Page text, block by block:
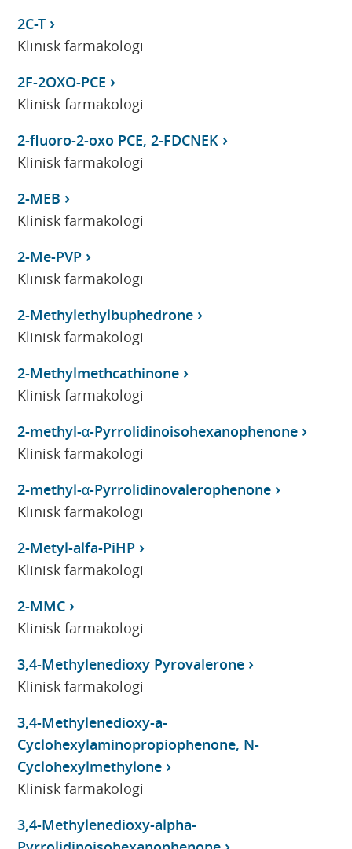
2C-T
Klinisk farmakologi
2F-2OXO-PCE
Klinisk farmakologi
2-fluoro-2-oxo PCE, 2-FDCNEK
Klinisk farmakologi
2-MEB
Klinisk farmakologi
2-Me-PVP
Klinisk farmakologi
2-Methylethylbuphedrone
Klinisk farmakologi
2-Methylmethcathinone
Klinisk farmakologi
2-methyl-α-Pyrrolidinoisohexanophenone
Klinisk farmakologi
2-methyl-α-Pyrrolidinovalerophenone
Klinisk farmakologi
2-Metyl-alfa-PiHP
Klinisk farmakologi
2-MMC
Klinisk farmakologi
3,4-Methylenedioxy Pyrovalerone
Klinisk farmakologi
3,4-Methylenedioxy-a-
Cyclohexylaminopropiophenone, N-
Cyclohexylmethylone
Klinisk farmakologi
3,4-Methylenedioxy-alpha-